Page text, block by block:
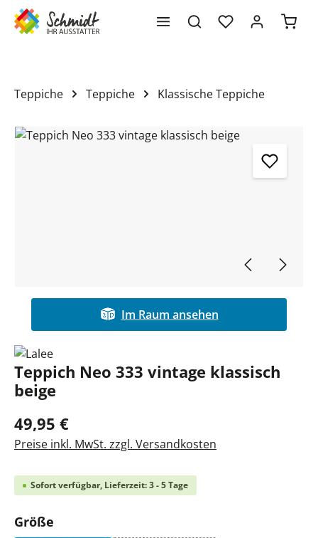
springen
Teppiche Teppiche Klassische Teppiche
Bildergalerie überspringen
Im Raum ansehen
Teppich Neo 333 vintage klassisch
beige
49,95 €
Preise inkl. MwSt. zzgl. Versandkosten
Sofort verfügbar, Lieferzeit: 3 - 5 Tage
Größe